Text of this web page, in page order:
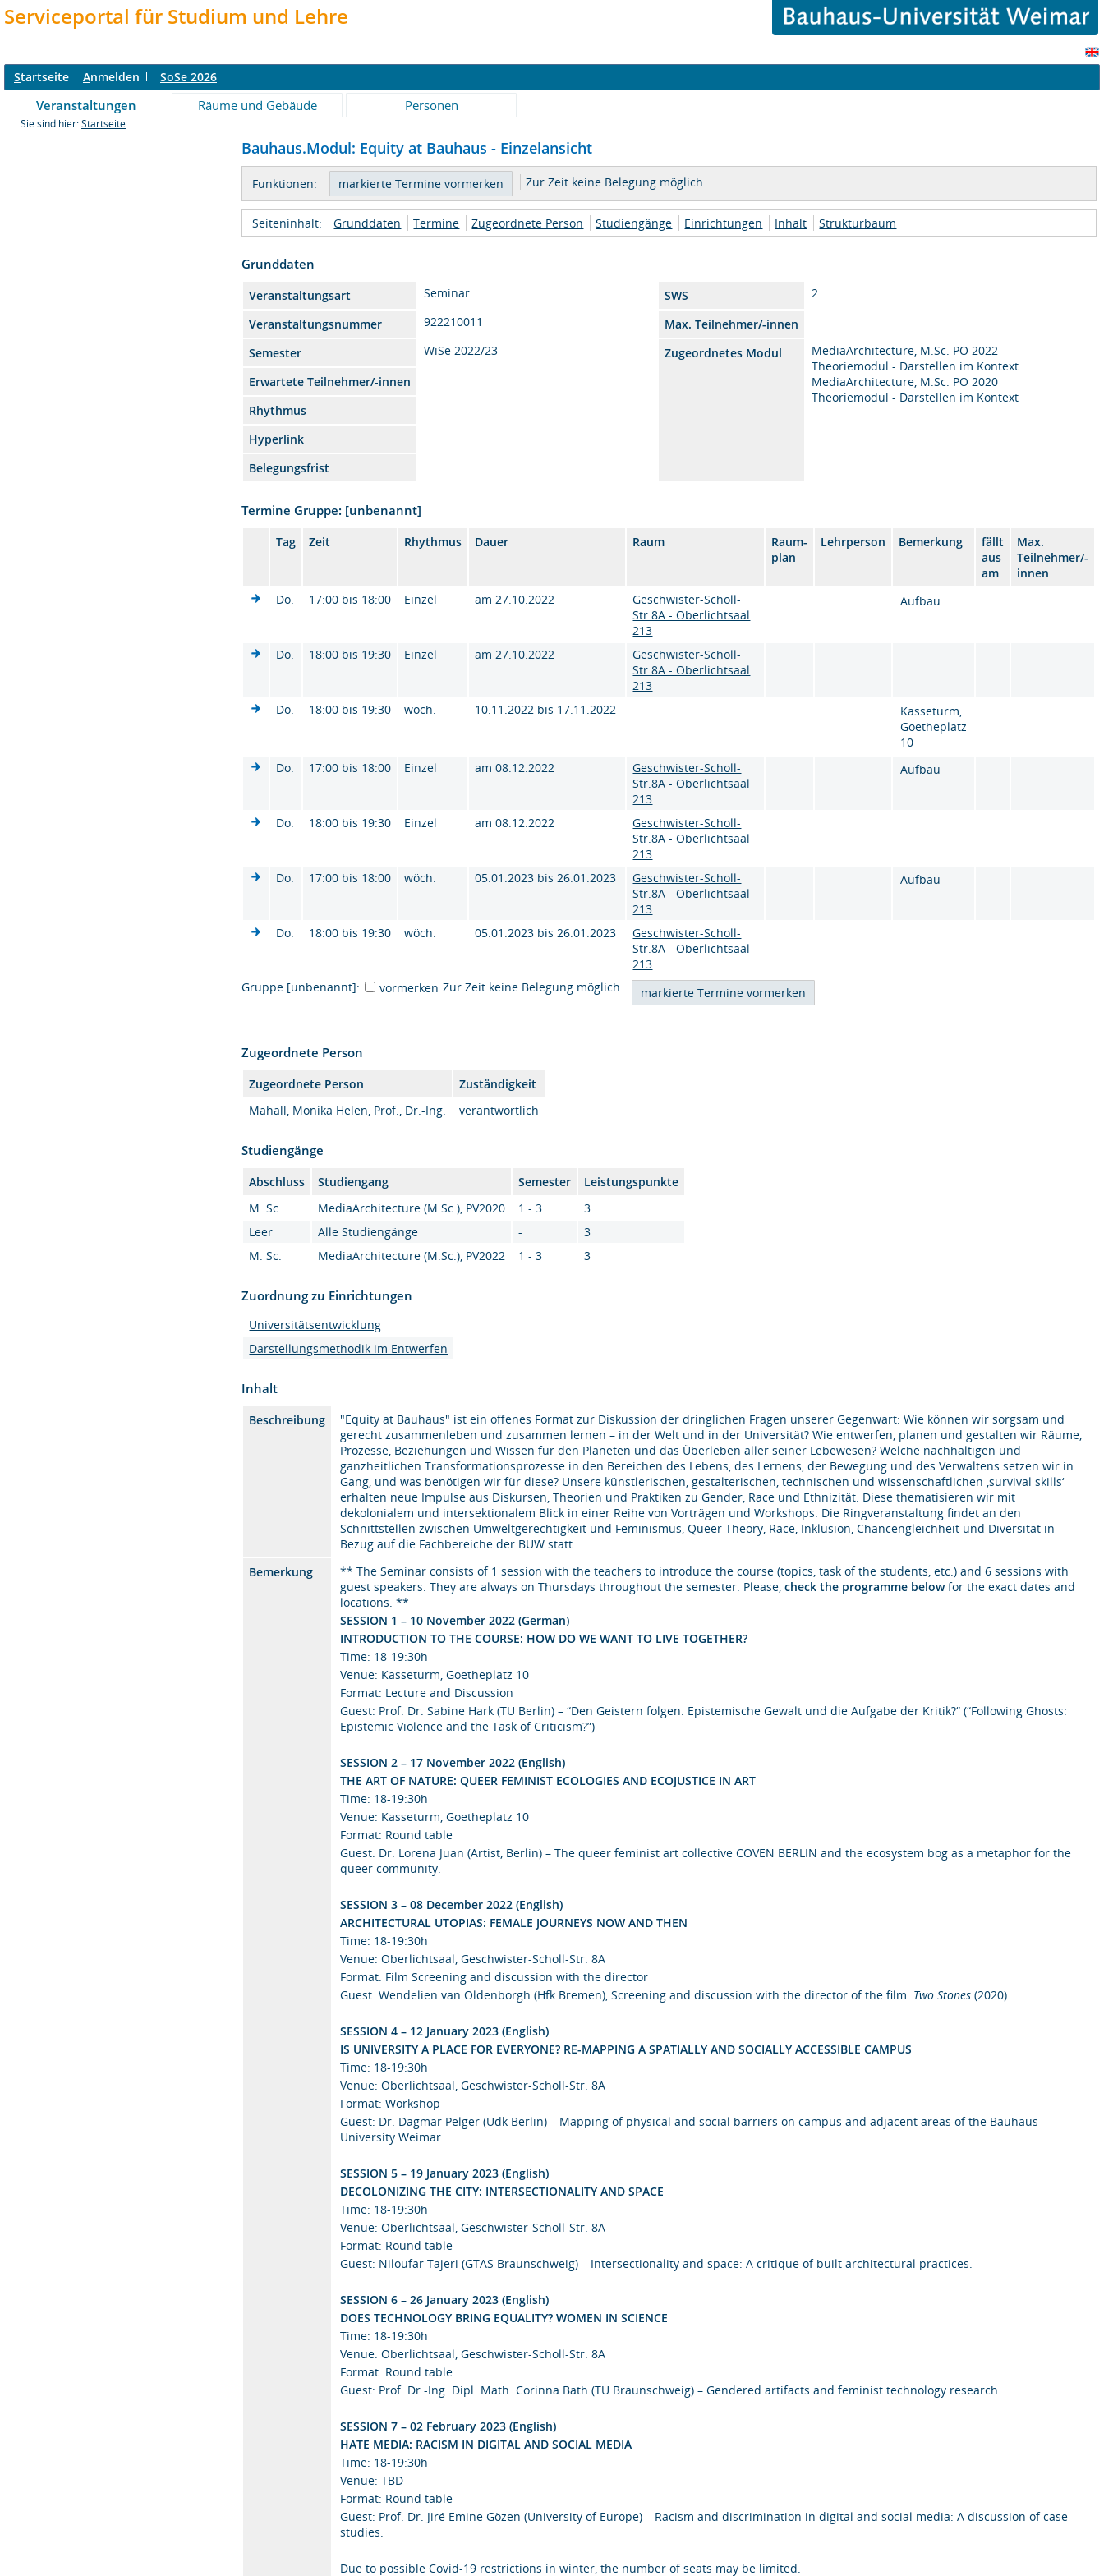
Serviceportal für Studium und Lehre
Startseite Anmelden SoSe 2026
Veranstaltungen Räume und Gebäude Personen
Sie sind hier: Startseite
Bauhaus.Modul: Equity at Bauhaus - Einzelansicht
Funktionen: Zur Zeit keine Belegung möglich
Seiteninhalt: Grunddaten Termine Zugeordnete Person Studiengänge Einrichtungen Inhalt Strukturbaum
Grunddaten
Veranstaltungsart Seminar SWS
2
Veranstaltungsnummer
922210011
Max. Teilnehmer/-innen
Semester
WiSe 2022/23 Zugeordnetes Modul
MediaArchitecture, M.Sc. PO 2022
Theoriemodul - Darstellen im Kontext
MediaArchitecture, M.Sc. PO 2020
Theoriemodul - Darstellen im Kontext
Erwartete Teilnehmer/-innen
Rhythmus
Hyperlink
Belegungsfrist
Termine Gruppe: [unbenannt]
Tag Zeit Rhythmus Dauer Raum
Raum-
plan
Lehrperson Bemerkung
fällt
aus
am
Max.
Teilnehmer/-
innen
Do.
17:00 bis 18:00 Einzel am 27.10.2022
Geschwister-Scholl-
Str.8A - Oberlichtsaal
213
Aufbau
Do. 18:00 bis 19:30 Einzel am 27.10.2022
Geschwister-Scholl-
Str.8A - Oberlichtsaal
213
Do.
18:00 bis 19:30 wöch. 10.11.2022 bis 17.11.2022
Kasseturm,
Goetheplatz
10
Do.
17:00 bis 18:00 Einzel am 08.12.2022
Geschwister-Scholl-
Str.8A - Oberlichtsaal
213
Aufbau
Do. 18:00 bis 19:30 Einzel am 08.12.2022
Geschwister-Scholl-
Str.8A - Oberlichtsaal
213
Do.
17:00 bis 18:00 wöch. 05.01.2023 bis 26.01.2023
Geschwister-Scholl-
Str.8A - Oberlichtsaal
213
Aufbau
Do. 18:00 bis 19:30 wöch. 05.01.2023 bis 26.01.2023
Geschwister-Scholl-
Str.8A - Oberlichtsaal
213
Gruppe [unbenannt]:
vormerken Zur Zeit keine Belegung möglich
Zugeordnete Person
Zugeordnete Person
Zuständigkeit
Mahall, Monika Helen, Prof., Dr.-Ing.
verantwortlich
Studiengänge
Abschluss Studiengang Semester
Leistungspunkte
M. Sc.
MediaArchitecture (M.Sc.), PV2020 1 - 3
3
Leer
Alle Studiengänge -
3
M. Sc.
MediaArchitecture (M.Sc.), PV2022 1 - 3 3
Zuordnung zu Einrichtungen
Universitätsentwicklung
Darstellungsmethodik im Entwerfen
Inhalt
Beschreibung
"Equity at Bauhaus" ist ein offenes Format zur Diskussion der dringlichen Fragen unserer Gegenwart: Wie können wir sorgsam und
gerecht zusammenleben und zusammen lernen – in der Welt und in der Universität? Wie entwerfen, planen und gestalten wir Räume,
Prozesse, Beziehungen und Wissen für den Planeten und das Überleben aller seiner Lebewesen? Welche nachhaltigen und
ganzheitlichen Transformationsprozesse in den Bereichen des Lebens, des Lernens, der Bewegung und des Verwaltens setzen wir in
Gang, und was benötigen wir für diese? Unsere künstlerischen, gestalterischen, technischen und wissenschaftlichen ‚survival skills‘
erhalten neue Impulse aus Diskursen, Theorien und Praktiken zu Gender, Race und Ethnizität. Diese thematisieren wir mit
dekolonialem und intersektionalem Blick in einer Reihe von Vorträgen und Workshops. Die Ringveranstaltung findet an den
Schnittstellen zwischen Umweltgerechtigkeit und Feminismus, Queer Theory, Race, Inklusion, Chancengleichheit und Diversität in
Bezug auf die Fachbereiche der BUW statt.
Bemerkung
** The Seminar consists of 1 session with the teachers to introduce the course (topics, task of the students, etc.) and 6 sessions with
guest speakers. They are always on Thursdays throughout the semester. Please,check the programme belowfor the exact dates and
locations. **
SESSION 1 – 10 November 2022 (German)
INTRODUCTION TO THE COURSE: HOW DO WE WANT TO LIVE TOGETHER?
Time: 18-19:30h
Venue: Kasseturm, Goetheplatz 10
Format: Lecture and Discussion
Guest: Prof. Dr. Sabine Hark (TU Berlin) – “Den Geistern folgen. Epistemische Gewalt und die Aufgabe der Kritik?“ (“Following Ghosts:
Epistemic Violence and the Task of Criticism?”)
SESSION 2 – 17 November 2022 (English)
THE ART OF NATURE: QUEER FEMINIST ECOLOGIES AND ECOJUSTICE IN ART
Time: 18-19:30h
Venue: Kasseturm, Goetheplatz 10
Format: Round table
Guest: Dr. Lorena Juan (Artist, Berlin) – The queer feminist art collective COVEN BERLIN and the ecosystem bog as a metaphor for the
queer community.
SESSION 3 – 08 December 2022 (English)
ARCHITECTURAL UTOPIAS: FEMALE JOURNEYS NOW AND THEN
Time: 18-19:30h
Venue: Oberlichtsaal, Geschwister-Scholl-Str. 8A
Format: Film Screening and discussion with the director
Guest: Wendelien van Oldenborgh (Hfk Bremen), Screening and discussion with the director of the film: Two Stones (2020)
SESSION 4 – 12 January 2023 (English)
IS UNIVERSITY A PLACE FOR EVERYONE? RE-MAPPING A SPATIALLY AND SOCIALLY ACCESSIBLE CAMPUS
Time: 18-19:30h
Venue: Oberlichtsaal, Geschwister-Scholl-Str. 8A
Format: Workshop
Guest: Dr. Dagmar Pelger (Udk Berlin) – Mapping of physical and social barriers on campus and adjacent areas of the Bauhaus
University Weimar.
SESSION 5 – 19 January 2023 (English)
DECOLONIZING THE CITY: INTERSECTIONALITY AND SPACE
Time: 18-19:30h
Venue: Oberlichtsaal, Geschwister-Scholl-Str. 8A
Format: Round table
Guest: Niloufar Tajeri (GTAS Braunschweig) – Intersectionality and space: A critique of built architectural practices.
SESSION 6 – 26 January 2023 (English)
DOES TECHNOLOGY BRING EQUALITY? WOMEN IN SCIENCE
Time: 18-19:30h
Venue: Oberlichtsaal, Geschwister-Scholl-Str. 8A
Format: Round table
Guest: Prof. Dr.-Ing. Dipl. Math. Corinna Bath (TU Braunschweig) – Gendered artifacts and feminist technology research.
SESSION 7 – 02 February 2023 (English)
HATE MEDIA: RACISM IN DIGITAL AND SOCIAL MEDIA
Time: 18-19:30h
Venue: TBD
Format: Round table
Guest: Prof. Dr. Jiré Emine Gözen (University of Europe) – Racism and discrimination in digital and social media: A discussion of case
studies.
Due to possible Covid-19 restrictions in winter, the number of seats may be limited.